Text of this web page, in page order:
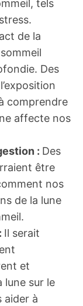
tels
de la
Des
comprendre
affecte nos
: Des
être
nos
de la lune
Il serait
et
lune sur le
aider à